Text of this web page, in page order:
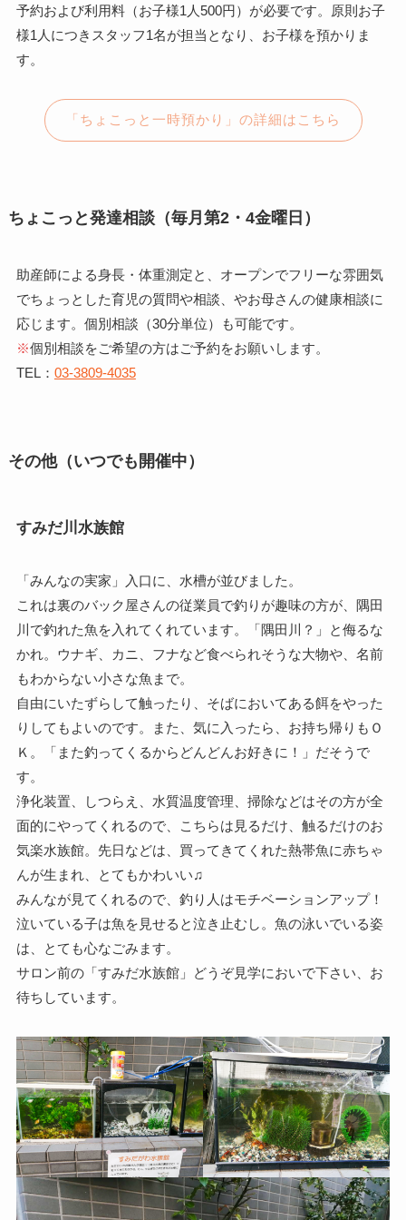
予約および利用料（お子様1人500円）が必要です。原則お子
様1人につきスタッフ1名が担当となり、お子様を預かりま
す。
「ちょこっと一時預かり」の詳細はこちら
ちょこっと発達相談（毎月第2・4金曜日）
助産師による身長・体重測定と、オープンでフリーな雰囲気
でちょっとした育児の質問や相談、やお母さんの健康相談に
応じます。個別相談（30分単位）も可能です。
※個別相談をご希望の方はご予約をお願いします。
TEL： 03-3809-4035
その他（いつでも開催中）
すみだ川水族館
「みんなの実家」入口に、水槽が並びました。
これは裏のバック屋さんの従業員で釣りが趣味の方が、隅田
川で釣れた魚を入れてくれています。「隅田川？」と侮るな
かれ。ウナギ、カニ、フナなど食べられそうな大物や、名前
もわからない小さな魚まで。
自由にいたずらして触ったり、そばにおいてある餌をやった
りしてもよいのです。また、気に入ったら、お持ち帰りもＯ
Ｋ。「また釣ってくるからどんどんお好きに！」だそうで
す。
浄化装置、しつらえ、水質温度管理、掃除などはその方が全
面的にやってくれるので、こちらは見るだけ、触るだけのお
気楽水族館。先日などは、買ってきてくれた熱帯魚に赤ちゃ
んが生まれ、とてもかわいい♫
みんなが見てくれるので、釣り人はモチベーションアップ！
泣いている子は魚を見せると泣き止むし。魚の泳いでいる姿
は、とても心なごみます。
サロン前の「すみだ水族館」どうぞ見学においで下さい、お
待ちしています。